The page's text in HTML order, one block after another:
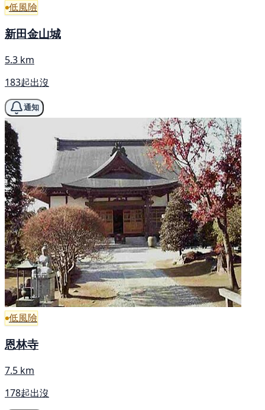
低風險
新田金山城
5.3 km
183起出沒
通知
低風險
恩林寺
7.5 km
178起出沒